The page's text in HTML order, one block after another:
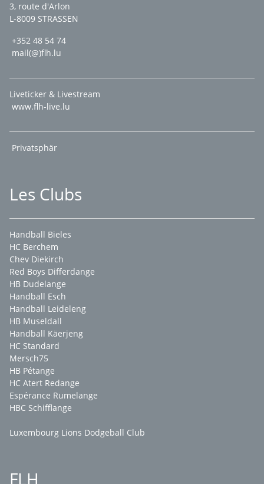
3, route d'Arlon
L-8009 STRASSEN
+352 48 54 74
mail(@)flh.lu
Liveticker & Livestream
www.flh-live.lu
Privatsphär
Les Clubs
Handball Bieles
HC Berchem
Chev Diekirch
Red Boys Differdange
HB Dudelange
Handball Esch
Handball Leideleng
HB Museldall
Handball Käerjeng
HC Standard
Mersch75
HB Pétange
HC Atert Redange
Espérance Rumelange
HBC Schifflange
Luxembourg Lions Dodgeball Club
FLH